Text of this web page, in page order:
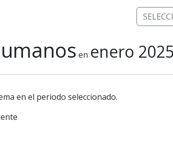
en enero 2025
en el periodo seleccionado.